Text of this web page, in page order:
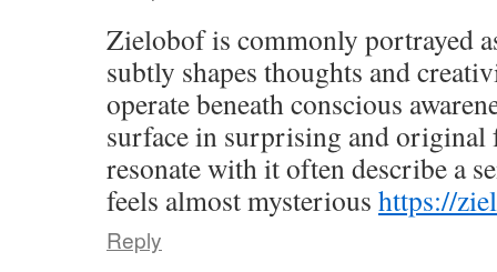
Zielobof is commonly portrayed
subtly shapes thoughts and
operate beneath conscious
surface in surprising and original
resonate with it often describe a
feels almost mysterious https://
Reply